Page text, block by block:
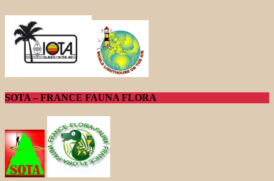
SOTA – FRANCE FAUNA FLORA